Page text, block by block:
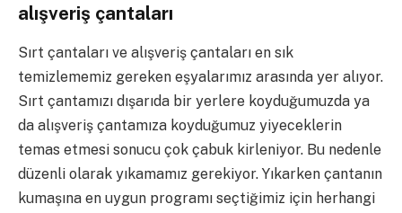
alışveriş çantaları
Sırt çantaları ve alışveriş çantaları en sık
temizlememiz gereken eşyalarımız arasında yer alıyor.
Sırt çantamızı dışarıda bir yerlere koyduğumuzda ya
da alışveriş çantamıza koyduğumuz yiyeceklerin
temas etmesi sonucu çok çabuk kirleniyor. Bu nedenle
düzenli olarak yıkamamız gerekiyor. Yıkarken çantanın
kumaşına en uygun programı seçtiğimiz için herhangi